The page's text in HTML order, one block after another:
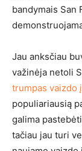
bandymais San
Jau anksčiau
važinėja netoli
trumpas vaizdo
populiariausią
galima
tačiau jau turi